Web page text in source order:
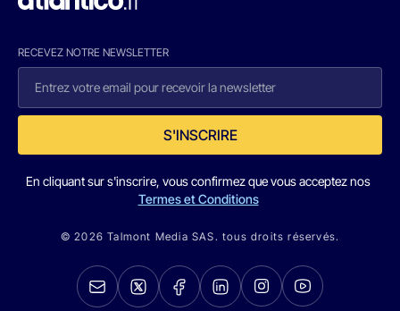
RECEVEZ NOTRE NEWSLETTER
S'INSCRIRE
En cliquant sur s'inscrire, vous confirmez que vous acceptez nos
Termes et Conditions
© 2026 Talmont Media SAS. tous droits réservés.